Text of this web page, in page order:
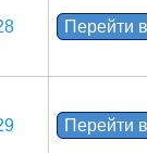
Перейти
Перейти